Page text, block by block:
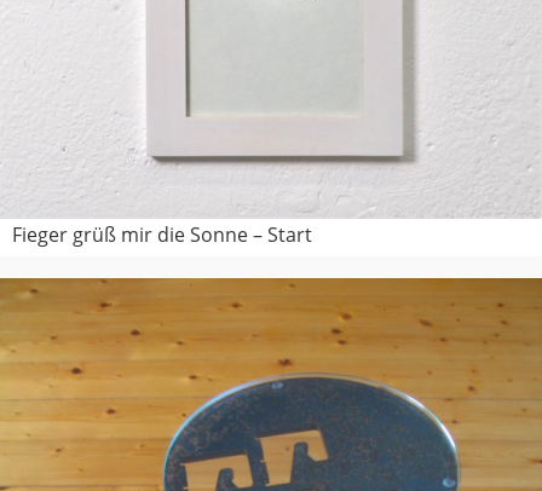
Fieger grüß mir die Sonne – Start